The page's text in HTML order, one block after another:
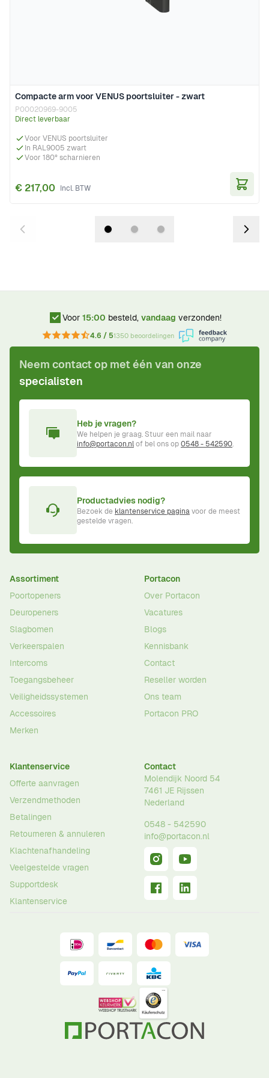
Compacte arm voor VENUS poortsluiter - zwart
P00020969-9005
Direct leverbaar
Voor VENUS poortsluiter
In RAL9005 zwart
Voor 180° scharnieren
€ 217,00
Voor 15:00 besteld, vandaag verzonden!
4.6 / 51350 beoordelingen
Neem contact op met één van onze
specialisten
Heb je vragen?
We helpen je graag. Stuur een mail naar
info@portacon.nlof bel ons op0548 - 542590.
Productadvies nodig?
Bezoek de klantenservice paginavoor de meest
gestelde vragen.
Assortiment
Poortopeners
Deuropeners
Slagbomen
Verkeerspalen
Intercoms
Toegangsbeheer
Veiligheidssystemen
Accessoires
Merken
Portacon
Over Portacon
Vacatures
Blogs
Kennisbank
Contact
Reseller worden
Ons team
Portacon PRO
Klantenservice
Offerte aanvragen
Verzendmethoden
Betalingen
Retourneren & annuleren
Klachtenafhandeling
Veelgestelde vragen
Supportdesk
Klantenservice
Contact
Molendijk Noord 54
7461 JE Rijssen
Nederland
0548 - 542590
info@portacon.nl